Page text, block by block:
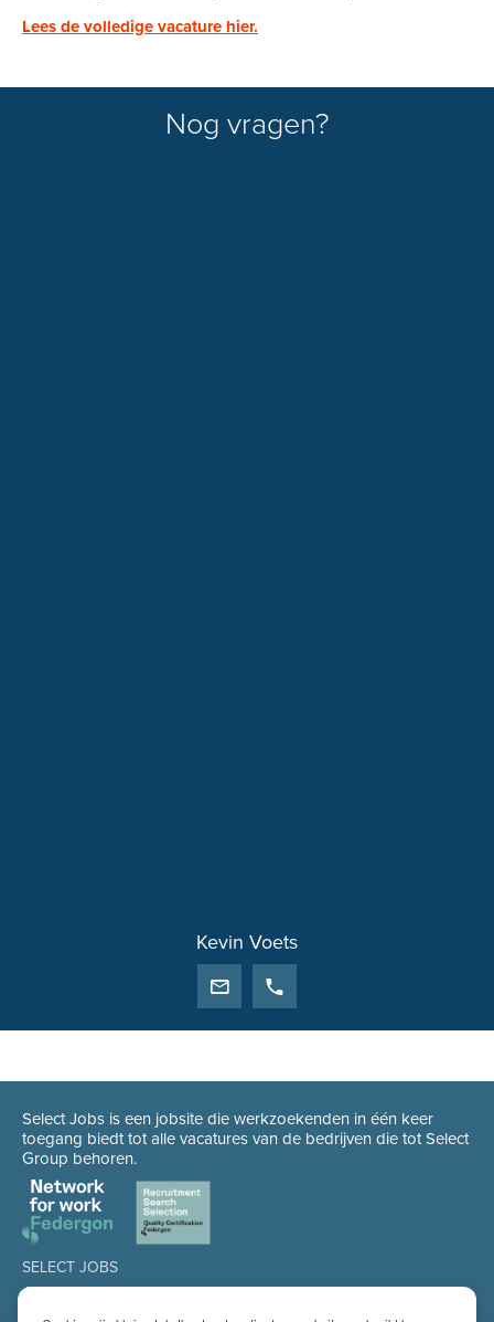
Lees de volledige vacature hier.
Nog vragen?
Kevin Voets
Select Jobs is een jobsite die werkzoekenden in één keer
toegang biedt tot alle vacatures van de bedrijven die tot Select
Group behoren.
SELECT JOBS
Jobs